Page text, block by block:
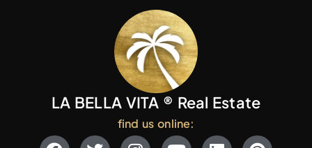
LA BELLA VITA ® Real Estate
find us online: